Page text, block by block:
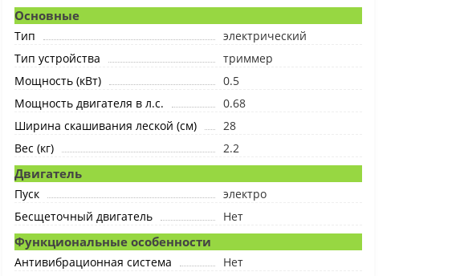
Основные
Тип
электрический
Тип устройства
триммер
Мощность (кВт)
0.5
Мощность двигателя в л.с.
0.68
Ширина скашивания леской (см)
28
Вес (кг)
2.2
Двигатель
Пуск
электро
Бесщеточный двигатель
Нет
Функциональные особенности
Антивибрационная система
Нет